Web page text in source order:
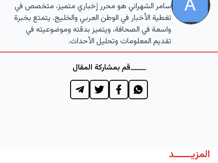
سامر الشهراني هو محرر إخباري متميز، متخصص في
تغطية الأخبار في الوطن العربي والخليج. يتمتع بخبرة
واسعة في الصحافة، ويتميز بدقته وموضوعيته في
تقديم المعلومات وتحليل الأحداث.
قم بمشاركة المقال
المزيــــــد